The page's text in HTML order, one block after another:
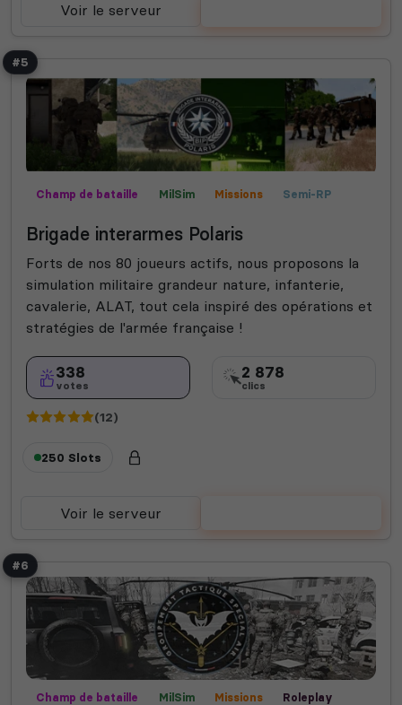
Voir le serveur
#5
Champ de bataille MilSim Missions
Semi-RP
Brigade interarmes Polaris
Forts de nos 80 joueurs actifs, nous proposons la
simulation militaire grandeur nature, infanterie,
cavalerie, ALAT, tout cela inspiré des opérations et
stratégies de l'armée française !
338
votes
2 878
clics
(12)
250 Slots
Voir le serveur
#6
Champ de bataille MilSim Missions Roleplay